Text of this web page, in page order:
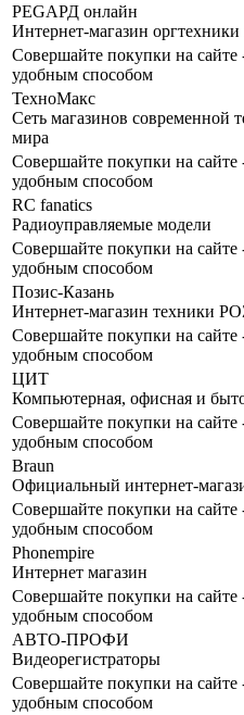
РЕGАРД онлайн
Интернет-магазин
Совершайте покупки на сайте
удобным способом
ТехноМакс
Сеть магазинов современной
мира
Совершайте покупки на сайте
удобным способом
RC fanatics
Радиоуправляемые модели
Совершайте покупки на сайте
удобным способом
Позис-Казань
Интернет-магазин техники
Совершайте покупки на сайте
удобным способом
ЦИТ
Компьютерная, офисная и
Совершайте покупки на сайте
удобным способом
Braun
Официальный интернет-
Совершайте покупки на сайте
удобным способом
Phonempire
Интернет магазин
Совершайте покупки на сайте
удобным способом
АВТО-ПРОФИ
Видеорегистраторы
Совершайте покупки на сайте
удобным способом